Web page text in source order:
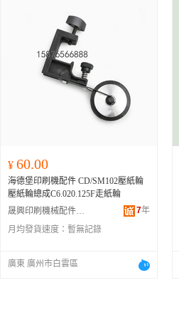
¥ 60.00
海德堡印刷機配件 CD/SM102壓紙輪
壓紙輪總成C6.020.125F走紙輪
晟興印刷機械配件(廣州)有限公司
7年
月均發貨速度： 暫無記錄
廣東 廣州市白雲區